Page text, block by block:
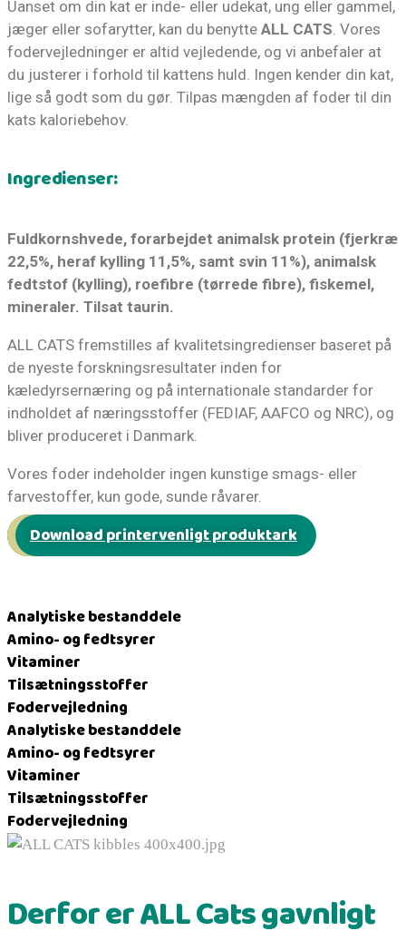
Uanset om din kat er inde- eller udekat, ung eller gammel,
jæger eller sofarytter, kan du benytte ALL CATS. Vores
fodervejledninger er altid vejledende, og vi anbefaler at
du justerer i forhold til kattens huld. Ingen kender din kat,
lige så godt som du gør. Tilpas mængden af foder til din
kats kaloriebehov.
Ingredienser:
Fuldkornshvede, forarbejdet animalsk protein (fjerkræ
22,5%, heraf kylling 11,5%, samt svin 11%), animalsk
fedtstof (kylling), roefibre (tørrede fibre), fiskemel,
mineraler. Tilsat taurin.
ALL CATS fremstilles af kvalitetsingredienser baseret på
de nyeste forskningsresultater inden for
kæledyrsernæring og på internationale standarder for
indholdet af næringsstoffer (FEDIAF, AAFCO og NRC), og
bliver produceret i Danmark.
Vores foder indeholder ingen kunstige smags- eller
farvestoffer, kun gode, sunde råvarer.
Download printervenligt produktark
Analytiske bestanddele
Amino- og fedtsyrer
Vitaminer​
Tilsætningsstoffer​
Fodervejledning
Analytiske bestanddele
Amino- og fedtsyrer
Vitaminer​
Tilsætningsstoffer​
Fodervejledning
Derfor er ALL Cats gavnligt